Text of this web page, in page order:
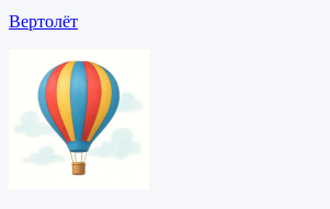
Вертолёт